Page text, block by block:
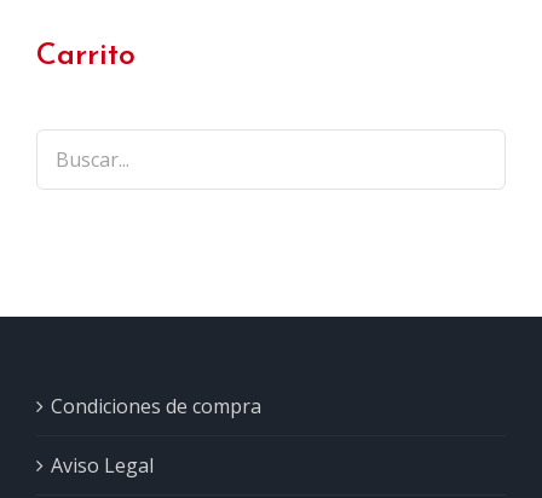
Carrito
Condiciones de compra
Aviso Legal